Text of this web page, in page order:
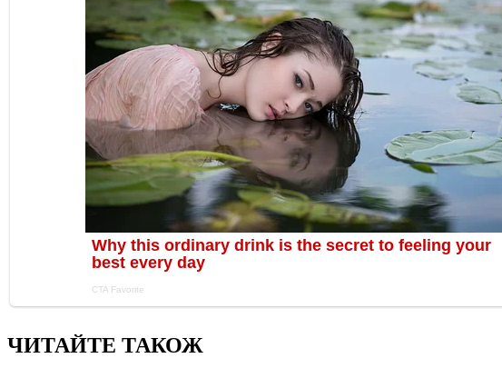
ЧИТАЙТЕ ТАКОЖ